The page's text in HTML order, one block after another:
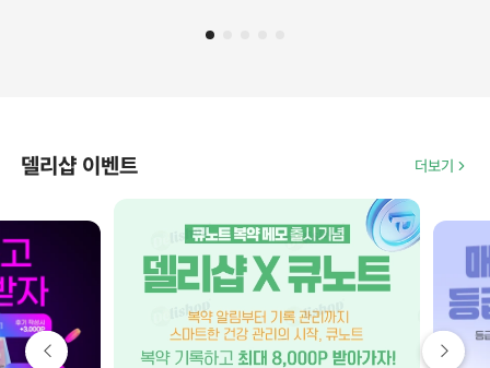
델리샵 이벤트 더보기